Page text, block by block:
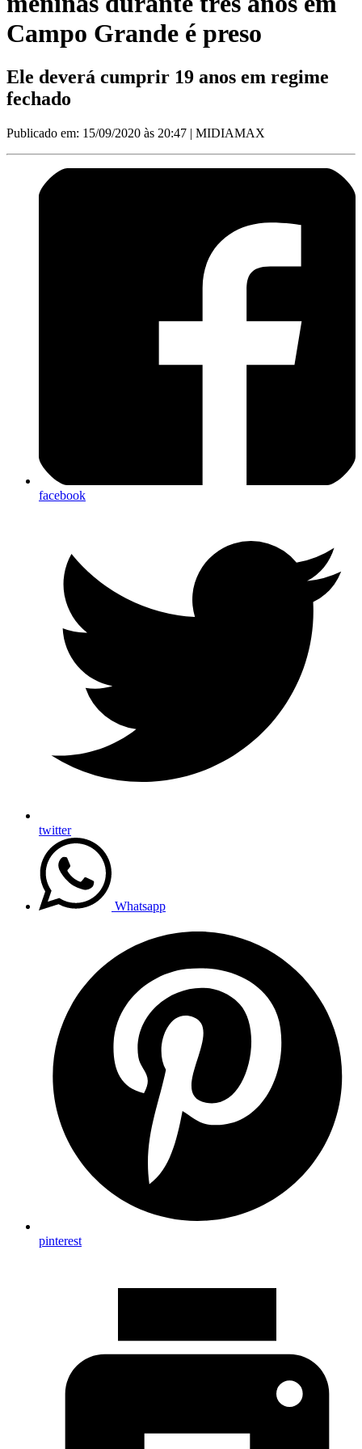
Campo Grande é preso
Ele deverá cumprir 19 anos em regime
fechado
Publicado em: 15/09/2020 às 20:47 | MIDIAMAX
facebook
twitter
Whatsapp
pinterest